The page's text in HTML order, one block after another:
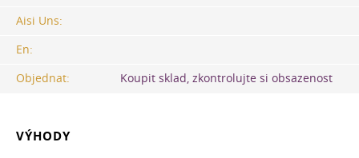
Aisi Uns:
En:
Objednat:
Koupit sklad, zkontrolujte si obsazenost
VÝHODY